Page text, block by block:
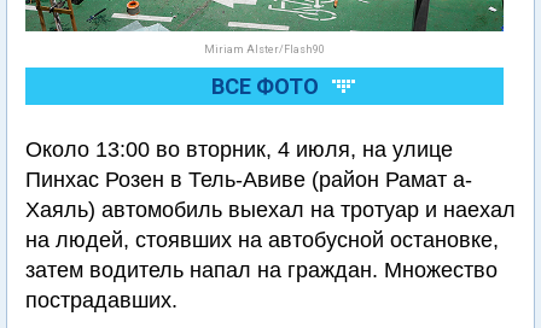
Miriam Alster/Flash90
ВСЕ ФОТО
Около 13:00 во вторник, 4 июля, на улице
Пинхас Розен в Тель-Авиве (район Рамат а-
Хаяль) автомобиль выехал на тротуар и наехал
на людей, стоявших на автобусной остановке,
затем водитель напал на граждан. Множество
пострадавших.